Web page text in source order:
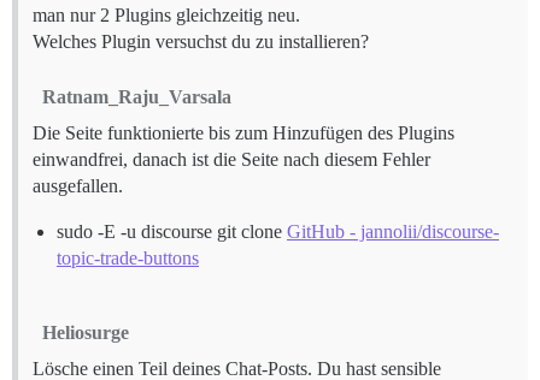
man nur 2 Plugins gleichzeitig neu.
Welches Plugin versuchst du zu installieren?
Ratnam_Raju_Varsala
Die Seite funktionierte bis zum Hinzufügen des Plugins
einwandfrei, danach ist die Seite nach diesem Fehler
ausgefallen.
sudo -E -u discourse git clone GitHub - jannolii/discourse-
topic-trade-buttons
Heliosurge
Lösche einen Teil deines Chat-Posts. Du hast sensible